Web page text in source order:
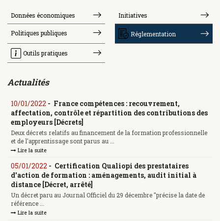
Données économiques Initiatives
Politiques publiques Réglementation
Outils pratiques
Actualités
10/01/2022 - France compétences : recouvrement,
affectation, contrôle et répartition des contributions des
employeurs [Décrets]
Deux décrets relatifs au financement de la formation professionnelle
et de l'apprentissage sont parus au ...
Lire la suite
05/01/2022 - Certification Qualiopi des prestataires
d'action de formation : aménagements, audit initial à
distance [Décret, arrêté]
Un décret paru au Journal Officiel du 29 décembre "précise la date de
référence ...
Lire la suite